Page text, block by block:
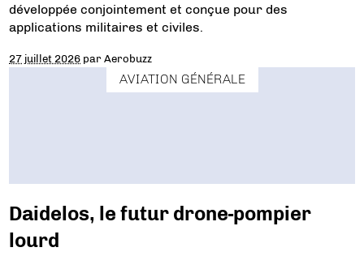
développée conjointement et conçue pour des
applications militaires et civiles.
27 juillet 2026 parAerobuzz
AVIATION GÉNÉRALE
Daidelos, le futur drone-pompier
lourd